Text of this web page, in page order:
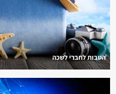
הטבות לחברי לשכה